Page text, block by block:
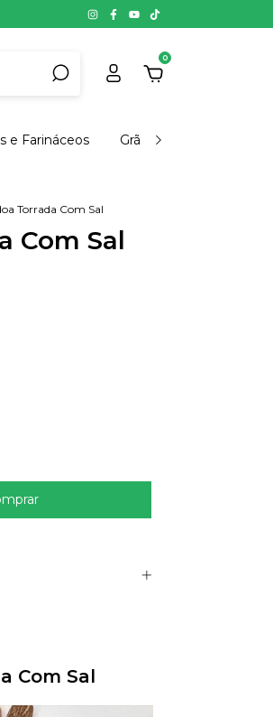
0
e Farináceos Grãos, Cereais e
Torrada Com Sal
Com Sal
Com Sal